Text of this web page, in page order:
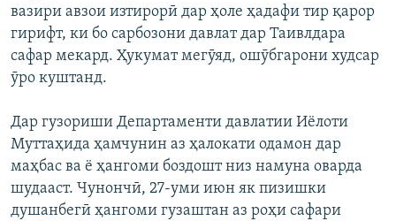
вазири авзои изтирорӣ дар ҳоле ҳадафи тир қарор
гирифт, ки бо сарбозони давлат дар Таивлдара
сафар мекард. Ҳукумат мегӯяд, ошӯбгарони худсар
ӯро куштанд.
Дар гузориши Департаменти давлатии Иёлоти
Муттаҳида ҳамчунин аз ҳалокати одамон дар
маҳбас ва ё ҳангоми боздошт низ намуна оварда
шудааст. Чунончӣ, 27-уми июн як пизишки
душанбегӣ ҳангоми гузаштан аз роҳи сафари